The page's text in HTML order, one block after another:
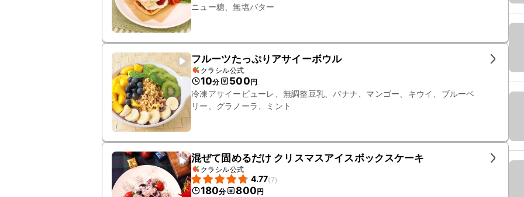
ニュー糖、無塩バター
フルーツたっぷりアサイーボウル
クラシル公式
10分 500円
冷凍アサイーピューレ、無調整豆乳、バナナ、マンゴー、キウイ、ブルーベ
リー、グラノーラ、ミント
混ぜて固めるだけ クリスマスアイスボックスケーキ
クラシル公式
4.77(7)
180分 800円